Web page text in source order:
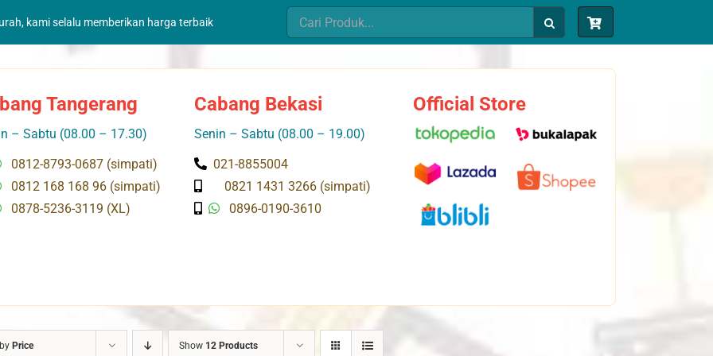
kami selalu memberikan harga terbaik
Search
for:
Tangerang
– Sabtu (08.00 – 17.30)
0812-8793-0687 (simpati)
0812 168 168 96 (simpati)
0878-5236-3119 (XL)
Cabang Bekasi
Senin – Sabtu (08.00 – 19.00)
021-8855004
0821 1431 3266 (simpati)
0896-0190-3610
Official Store
Price Show 12 Products